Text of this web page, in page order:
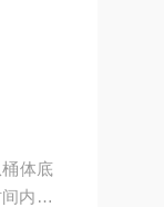
体底
内即